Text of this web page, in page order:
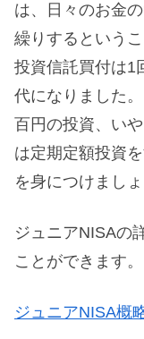
は、日々のお金
繰りするという
投資信託買付は1
代になりました
百円の投資、い
は定期定額投資
を身につけましょ
ジュニアNISAの
ことができます。
ジュニアNISA概